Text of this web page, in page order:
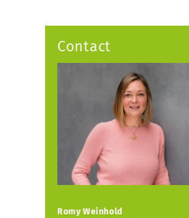
Contact
Romy Weinhold